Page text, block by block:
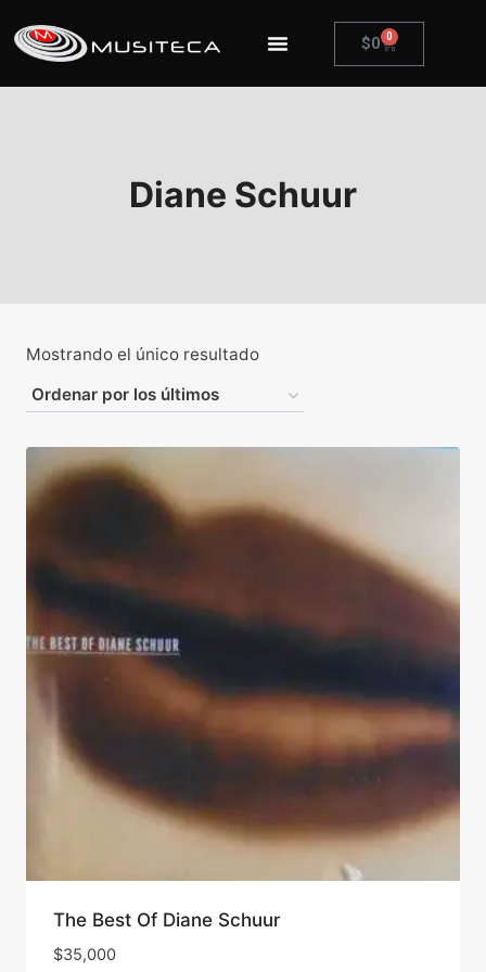
$0 0
Diane Schuur
Mostrando el único resultado
The Best Of Diane Schuur
$35,000